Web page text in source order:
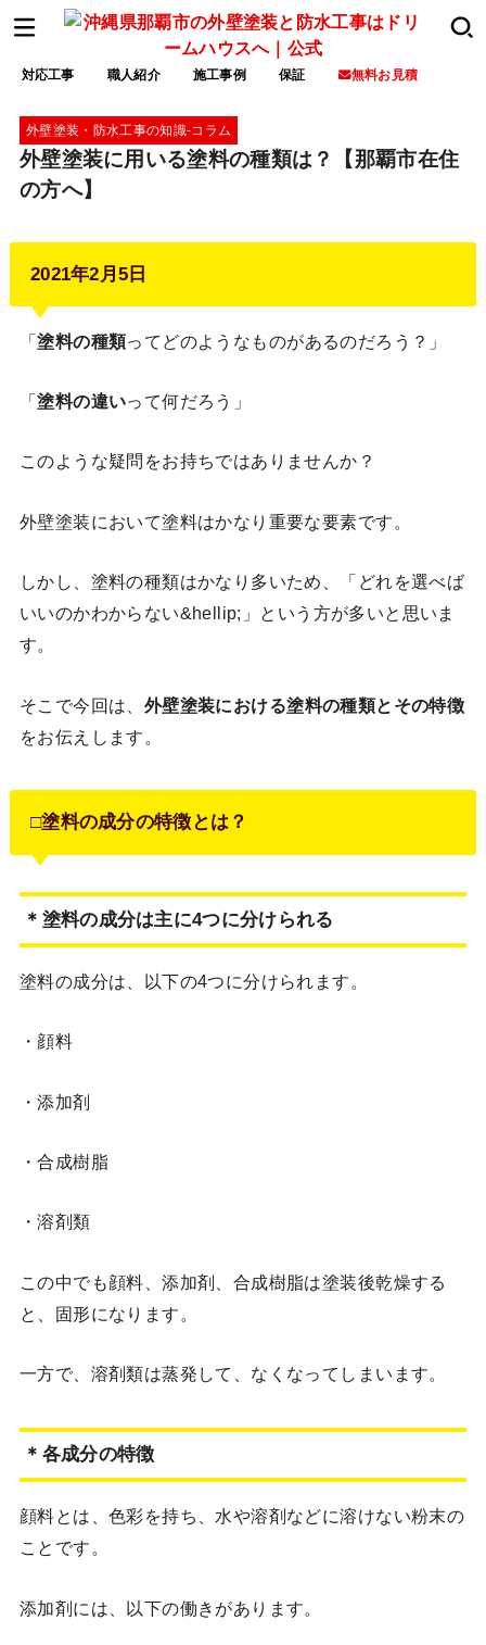
対応工事 職人紹介 施工事例 保証 無料お見積
外壁塗装・防水工事の知識‐コラム
外壁塗装に用いる塗料の種類は？【那覇市在住
の方へ】
2021年2月5日
「塗料の種類ってどのようなものがあるのだろう？」
「塗料の違いって何だろう」
このような疑問をお持ちではありませんか？
外壁塗装において塗料はかなり重要な要素です。
しかし、塗料の種類はかなり多いため、「どれを選べば
いいのかわからない&hellip;」という方が多いと思いま
す。
そこで今回は、 外壁塗装における塗料の種類とその特徴
をお伝えします。
□塗料の成分の特徴とは？
＊塗料の成分は主に4つに分けられる
塗料の成分は、以下の4つに分けられます。
・顔料
・添加剤
・合成樹脂
・溶剤類
この中でも顔料、添加剤、合成樹脂は塗装後乾燥する
と、固形になります。
一方で、溶剤類は蒸発して、なくなってしまいます。
＊各成分の特徴
顔料とは、色彩を持ち、水や溶剤などに溶けない粉末の
ことです。
添加剤には、以下の働きがあります。